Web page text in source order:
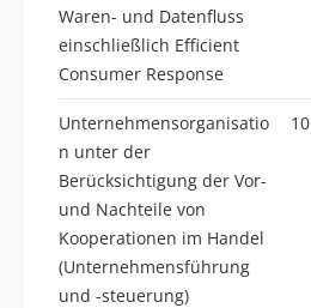
Waren- und Datenfluss
einschließlich Efficient
Consumer Response
Unternehmensorganisatio
n unter der
Berücksichtigung der Vor-
und Nachteile von
Kooperationen im Handel
(Unternehmensführung
und -steuerung)
10